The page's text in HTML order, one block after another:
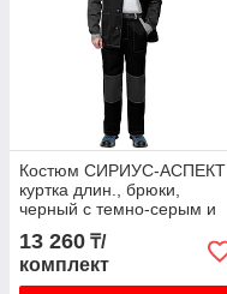
Костюм СИРИУС-АСПЕКТ
куртка длин., брюки,
черный с темно-серым и
светло-серой отделкой
13 260 ₸/
комплект